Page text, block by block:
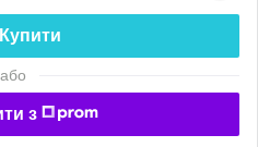
Купити
або
з